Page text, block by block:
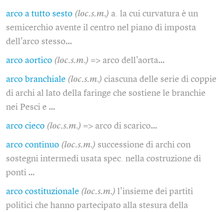
arco a tutto sesto (loc.s.m.) a. la cui curvatura è un
semicerchio avente il centro nel piano di imposta
dell'arco stesso…
arco aortico (loc.s.m.) => arco dell'aorta…
arco branchiale (loc.s.m.) ciascuna delle serie di coppie
di archi al lato della faringe che sostiene le branchie
nei Pesci e …
arco cieco (loc.s.m.) => arco di scarico…
arco continuo (loc.s.m.) successione di archi con
sostegni intermedi usata spec. nella costruzione di
ponti …
arco costituzionale (loc.s.m.) l'insieme dei partiti
politici che hanno partecipato alla stesura della